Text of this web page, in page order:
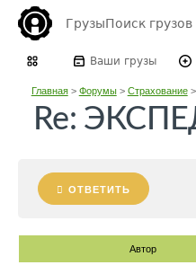
ГрузыПоиск грузов
Ваши грузы
Главная> Форумы> Страхование>
Re:
ОТВЕТИТЬ
Автор